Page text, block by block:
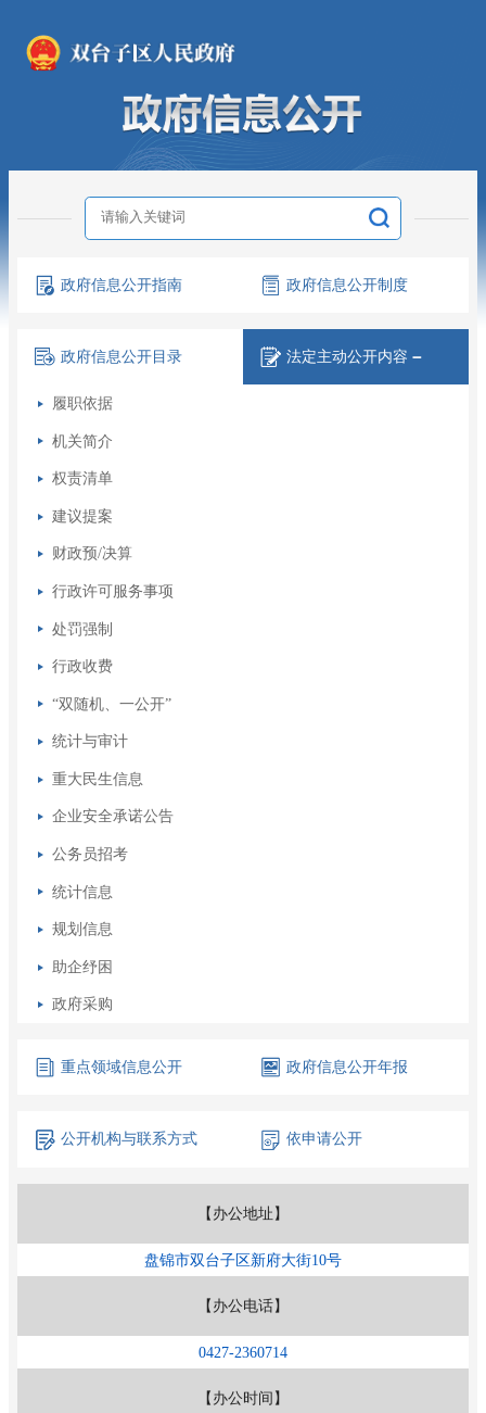
政府信息公开指南 政府信息公开制度
政府信息公开目录 法定主动公开内容 －
履职依据
机关简介
权责清单
建议提案
财政预/决算
行政许可服务事项
处罚强制
行政收费
“双随机、一公开”
统计与审计
重大民生信息
企业安全承诺公告
公务员招考
统计信息
规划信息
助企纾困
政府采购
重点领域信息公开 政府信息公开年报
公开机构与联系方式 依申请公开
【办公地址】
盘锦市双台子区新府大街10号
【办公电话】
0427-2360714
【办公时间】